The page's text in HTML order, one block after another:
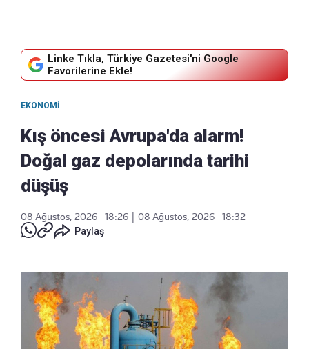
Linke Tıkla, Türkiye Gazetesi'ni Google
Favorilerine Ekle!
EKONOMI
Kış öncesi Avrupa'da alarm!
Doğal gaz depolarında tarihi
düşüş
08 Ağustos, 2026 - 18:26
08 Ağustos, 2026 - 18:32
Paylaş